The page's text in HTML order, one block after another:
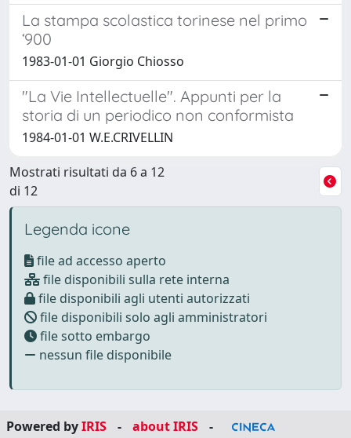
La stampa scolastica torinese nel primo
‘900
1983-01-01 Giorgio Chiosso
"La Vie Intellectuelle". Appunti per la
storia di un periodico non conformista
1984-01-01 W.E.CRIVELLIN
Mostrati risultati da 6 a 12
di 12
Legenda icone
file ad accesso aperto
file disponibili sulla rete interna
file disponibili agli utenti autorizzati
file disponibili solo agli amministratori
file sotto embargo
nessun file disponibile
Powered byIRIS - about IRIS
-